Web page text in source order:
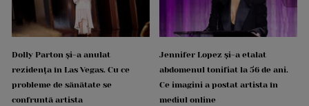
Dolly Parton și-a anulat
rezidența în Las Vegas. Cu ce
probleme de sănătate se
confruntă artista
Jennifer Lopez și-a etalat
abdomenul tonifiat la 56 de ani.
Ce imagini a postat artista în
mediul online